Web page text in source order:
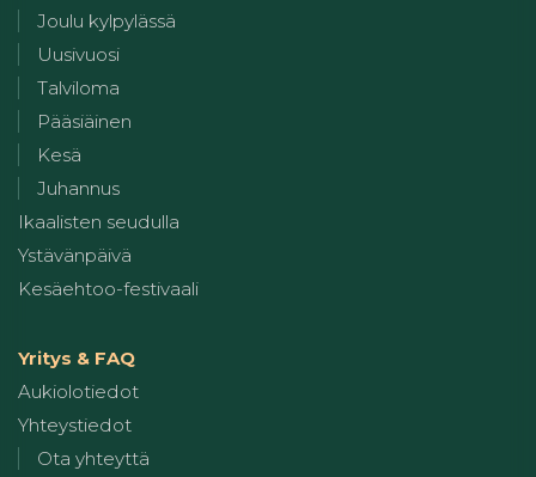
Joulu kylpylässä
Uusivuosi
Talviloma
Pääsiäinen
Kesä
Juhannus
Ikaalisten seudulla
Ystävänpäivä
Kesäehtoo-festivaali
Yritys & FAQ
Aukiolotiedot
Yhteystiedot
Ota yhteyttä